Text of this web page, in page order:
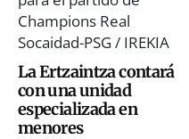
La Ertzaintza contará
con una unidad
especializada en
menores